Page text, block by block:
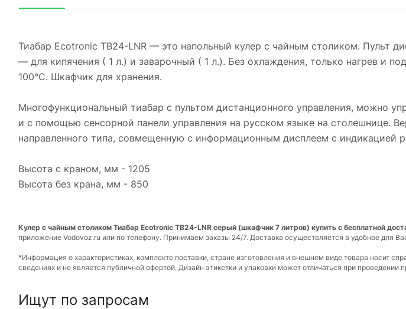
Тиабар Ecotronic TB24-LNR — это напольный кулер с чайным столиком. Пульт
— для кипячения ( 1 л.) и заварочный ( 1 л.). Без охлаждения, только нагрев и
100°С. Шкафчик для хранения.
Многофункциональный тиабар с пультом дистанционного управления, можно
и с помощью сенсорной панели управления на русском языке на столешнице.
направленного типа, совмещенную с информационным дисплеем с индикацией
Высота с краном, мм - 1205
Высота без крана, мм - 850
Кулер с чайным столиком Тиабар Ecotronic TB24-LNR серый (шкафчик 7 литров) купить с бесплатной
приложение Vodovoz.ru или по телефону. Принимаем заказы 24/7. Доставка осуществляется в удобное для
*Информация о характеристиках, комплекте поставки, стране изготовления и внешнем виде товара носит
сведениях и не является публичной офертой. Дизайн этикетки и упаковки может отличаться при проведении
Ищут по запросам